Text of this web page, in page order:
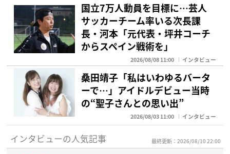
国立7万人動員を目標に…芸人
サッカーチーム率いる次長課
長・河本「元代表・坪井コーチ
からスペイン戦術を」
2026/08/08 11:00 インタビュー
桑田靖子「私はいわゆるバータ
ーで…」アイドルデビュー当時
の“聖子さんとの思い出”
2026/08/03 11:00 インタビュー
インタビューの人気記事 最終更新：2026/08/10 22:00